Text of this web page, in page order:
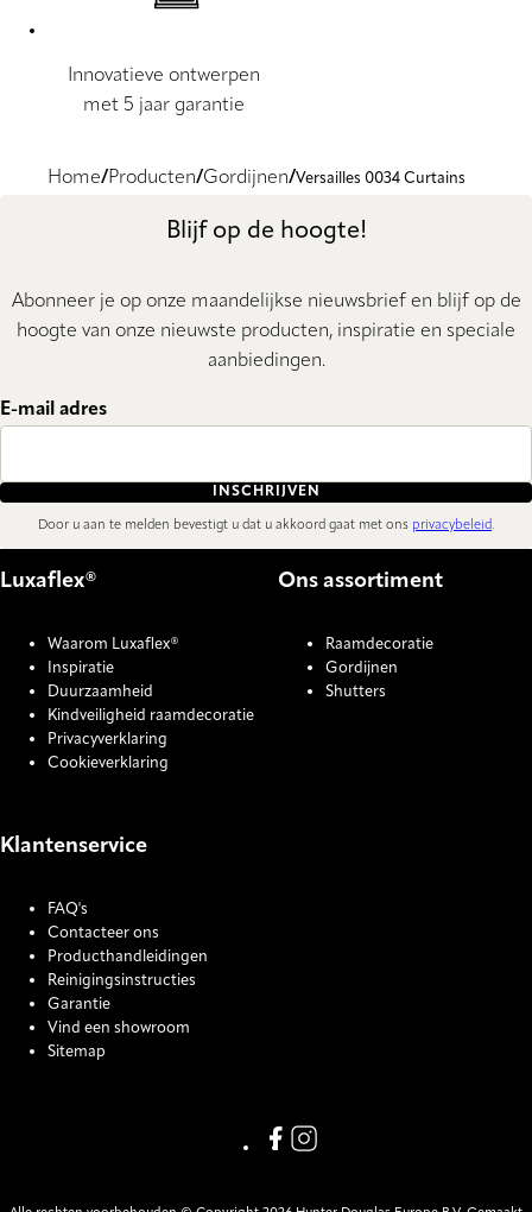
Innovatieve ontwerpen
met 5 jaar garantie
Home Producten Gordijnen Versailles 0034 Curtains
Blijf op de hoogte!
Abonneer je op onze maandelijkse nieuwsbrief en blijf op de
hoogte van onze nieuwste producten, inspiratie en speciale
aanbiedingen.
E-mail adres
INSCHRIJVEN
Door u aan te melden bevestigt u dat u akkoord gaat met ons privacybeleid.
Luxaflex®
Waarom Luxaflex®
Inspiratie
Duurzaamheid
Kindveiligheid raamdecoratie
Privacyverklaring
Cookieverklaring
Ons assortiment
Raamdecoratie
Gordijnen
Shutters
Klantenservice
FAQ's
Contacteer ons
Producthandleidingen
Reinigingsinstructies
Garantie
Vind een showroom
Sitemap
Link missing Display text from
Link missing Display text